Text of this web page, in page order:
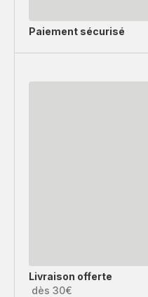
Paiement sécurisé
Livraison offerte
dès 30€